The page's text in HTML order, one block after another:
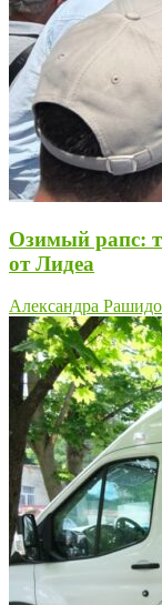
Озимый рапс:
от Лидеа
Александра